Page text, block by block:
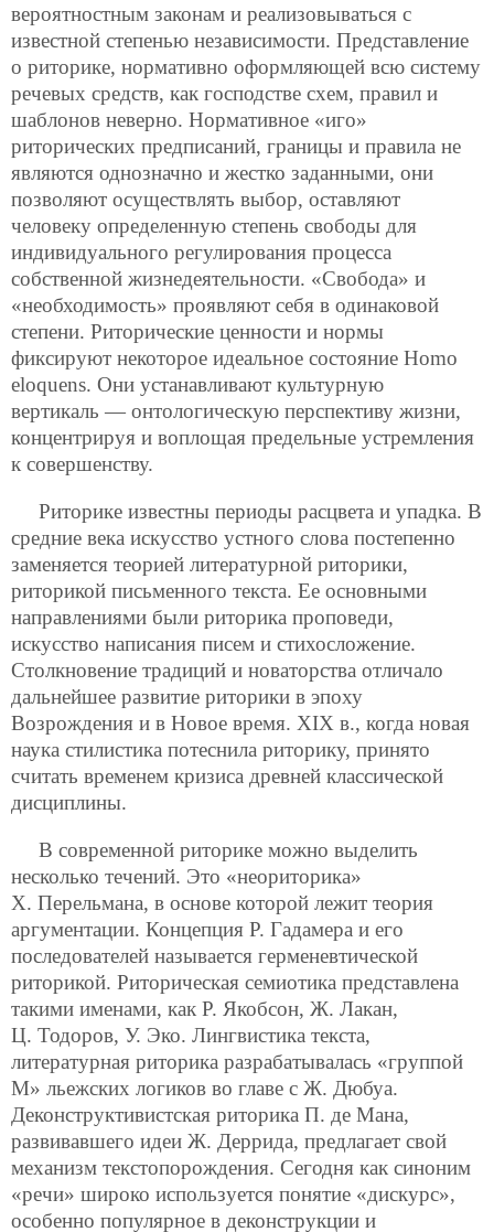
вероятностным законам и реализовываться с
известной степенью независимости. Представление
о риторике, нормативно оформляющей всю систему
речевых средств, как господстве схем, правил и
шаблонов неверно. Нормативное «иго»
риторических предписаний, границы и правила не
являются однозначно и жестко заданными, они
позволяют осуществлять выбор, оставляют
человеку определенную степень свободы для
индивидуального регулирования процесса
собственной жизнедеятельности. «Свобода» и
«необходимость» проявляют себя в одинаковой
степени. Риторические ценности и нормы
фиксируют некоторое идеальное состояние Homo
eloquens. Они устанавливают культурную
вертикаль — онтологическую перспективу жизни,
концентрируя и воплощая предельные устремления
к совершенству.
Риторике известны периоды расцвета и упадка. В
средние века искусство устного слова постепенно
заменяется теорией литературной риторики,
риторикой письменного текста. Ее основными
направлениями были риторика проповеди,
искусство написания писем и стихосложение.
Столкновение традиций и новаторства отличало
дальнейшее развитие риторики в эпоху
Возрождения и в Новое время. ХIХ в., когда новая
наука стилистика потеснила риторику, принято
считать временем кризиса древней классической
дисциплины.
В современной риторике можно выделить
несколько течений. Это «неориторика»
Х. Перельмана, в основе которой лежит теория
аргументации. Концепция Р. Гадамера и его
последователей называется герменевтической
риторикой. Риторическая семиотика представлена
такими именами, как Р. Якобсон, Ж. Лакан,
Ц. Тодоров, У. Эко. Лингвистика текста,
литературная риторика разрабатывалась «группой
М» льежских логиков во главе с Ж. Дюбуа.
Деконструктивистская риторика П. де Мана,
развивавшего идеи Ж. Деррида, предлагает свой
механизм текстопорождения. Сегодня как синоним
«речи» широко используется понятие «дискурс»,
особенно популярное в деконструкции и